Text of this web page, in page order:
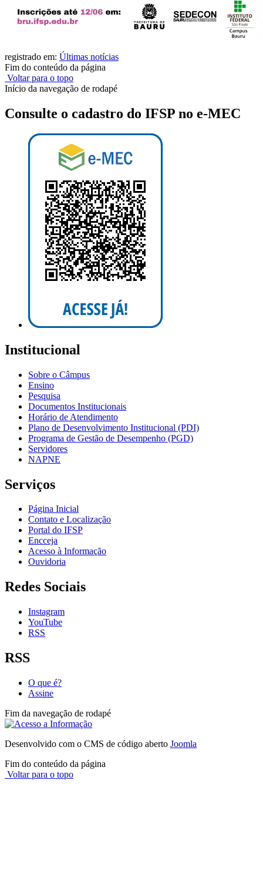
registrado em: Últimas notícias
Fim do conteúdo da página
Voltar para o topo
Início da navegação de rodapé
Consulte o cadastro do IFSP no e-MEC
Institucional
Sobre o Câmpus
Ensino
Pesquisa
Documentos Institucionais
Horário de Atendimento
Plano de Desenvolvimento Institucional (PDI)
Programa de Gestão de Desempenho (PGD)
Servidores
NAPNE
Serviços
Página Inicial
Contato e Localização
Portal do IFSP
Encceja
Acesso à Informação
Ouvidoria
Redes Sociais
Instagram
YouTube
RSS
RSS
O que é?
Assine
Fim da navegação de rodapé
Desenvolvido com o CMS de código aberto Joomla
Fim do conteúdo da página
Voltar para o topo